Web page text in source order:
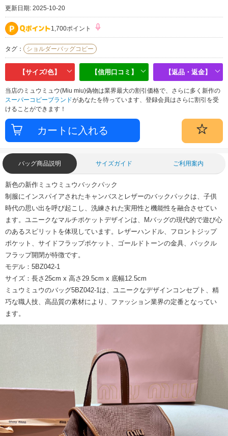
更新日期: 2025-10-20
1,700ポイント
タグ： ショルダーバッグコピー
【サイズ/色】 【信用口コミ】 【返品・返金】
当店のミュウミュウ(Miu miu)偽物は業界最大の割引価格で、さらに多く新作の
スーパーコピーブランドがあなたを待っています、登録会員はさらに割引を受
けることができます！
バッグ商品説明 サイズガイド ご利用案内
新色の新作ミュウミュウバックパック
制服にインスパイアされたキャンバスとレザーのバックパックは、子供
時代の思い出を呼び起こし、洗練された実用性と機能性を融合させてい
ます。ユニークなマルチポケットデザインは、Mバッグの現代的で遊び心
のあるスピリットを体現しています。レザーハンドル、フロントジップ
ポケット、サイドフラップポケット、ゴールドトーンの金具、バックル
フラップ開閉が特徴です。
モデル：5BZ042-1
サイズ：長さ25cm x 高さ29.5cm x 底幅12.5cm
ミュウミュウのバッグ5BZ042-1は、ユニークなデザインコンセプト、精
巧な職人技、高品質の素材により、ファッション業界の定番となってい
ます。